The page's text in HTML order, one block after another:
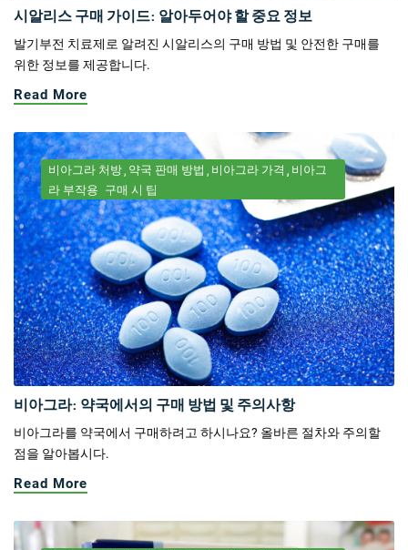
시알리스 구매 가이드: 알아두어야 할 중요 정보
발기부전 치료제로 알려진 시알리스의 구매 방법 및 안전한 구매를
위한 정보를 제공합니다.
Read More
비아그라 처방 약국 판매 방법 비아그라 가격
비아그
라 부작용 구매 시 팁
비아그라: 약국에서의 구매 방법 및 주의사항
비아그라를 약국에서 구매하려고 하시나요? 올바른 절차와 주의할
점을 알아봅시다.
Read More